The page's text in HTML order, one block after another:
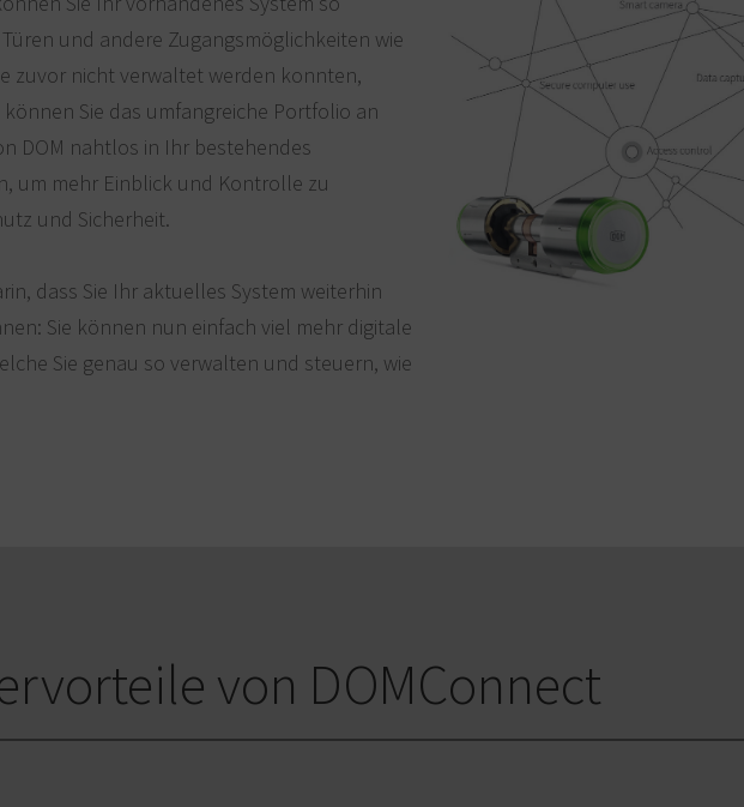
und andere Zugangsmöglichkeiten wie
zuvor nicht verwaltet werden konnten,
Sie das umfangreiche Portfolio an
DOM nahtlos in Ihr bestehendes
um mehr Einblick und Kontrolle zu
und Sicherheit.
dass Sie Ihr aktuelles System weiterhin
Sie können nun einfach viel mehr digitale
Sie genau so verwalten und steuern, wie
von DOMConnect